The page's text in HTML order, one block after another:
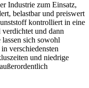
Industrie zum Einsatz,
belastbar und preiswert
kontrolliert in eine
und dann
sich sowohl
verschiedensten
und niedrige